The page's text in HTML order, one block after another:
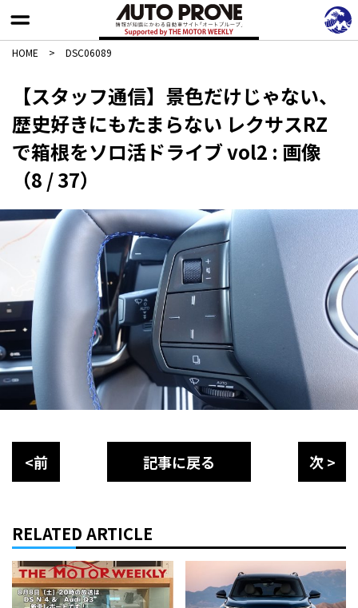
HOME > DSC06089
【スタッフ通信】景色だけじゃない、
歴史好きにもたまらない レクサスRZ
で箱根をソロ活ドライブ vol2 : 画像
（8 / 37）
<前 記事に戻る 次 >
RELATED ARTICLE